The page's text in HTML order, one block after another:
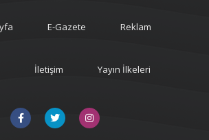
E-Gazete Reklam
İletişim Yayın İlkeleri